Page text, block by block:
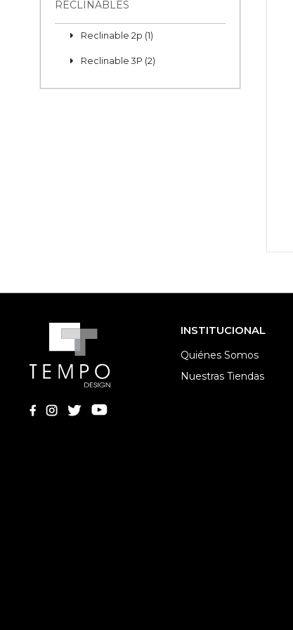
RECLINABLES
Reclinable 2p (1)
Reclinable 3P (2)
INSTITUCIONAL
Quiénes Somos
Nuestras Tiendas